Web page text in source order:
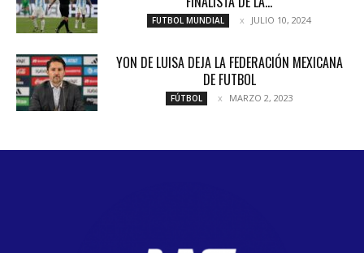
FUTBOL MUNDIAL JULIO 10, 2024
YON DE LUISA DEJA LA FEDERACIÓN MEXICANA
DE FUTBOL
FÚTBOL MARZO 2, 2023